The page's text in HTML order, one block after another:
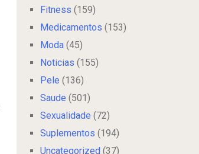
Fitness (159)
Medicamentos (153)
Moda (45)
Noticias (155)
Pele (136)
Saude (501)
Sexualidade (72)
Suplementos (194)
Uncategorized (37)